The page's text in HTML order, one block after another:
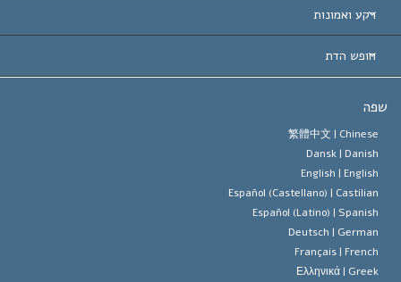
עולמיות
לפי קטגוריה
המובילים בעולם
רקע ואמונות
האברד
האמונה של ארגון הסיינטולוגיה
הסיינטולוג
מיסקביג'
חופש הדת
של זכויות האדם הבינלאומיות
על דת
繁體中文 |
Dansk |
English |
Español (Castellano) |
Español (Latino) |
Deutsch |
Français |
Ελληνικά |